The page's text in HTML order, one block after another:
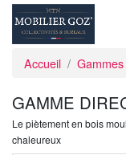
Accueil Gammes
GAMME
Le piètement en bois
chaleureux